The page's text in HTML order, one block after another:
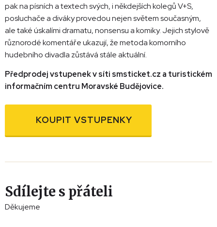
pak na písních a textech svých, i někdejších kolegů V+S,
posluchače a diváky provedou nejen světem současným,
ale také úskalími dramatu, nonsensu a komiky. Jejich stylově
různorodé komentáře ukazují, že metoda komorního
hudebního divadla zůstává stále aktuální.
Předprodej vstupenek v síti smsticket.cz a turistickém
informačním centru Moravské Budějovice.
KOUPIT VSTUPENKY
Sdílejte s přáteli
Děkujeme